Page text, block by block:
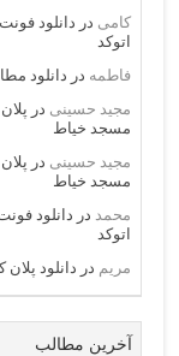
کامی در دانلود
اتوکد
فاطمه در دانلود
مجید حسینی در
مسجد خیاط
مجید حسینی در
مسجد خیاط
محمد در دانلود
اتوکد
مریم در دانلود
آخرین مطالب